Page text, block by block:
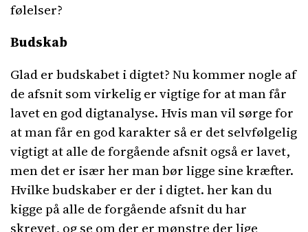
følelser?
Budskab
Glad er budskabet i digtet? Nu kommer nogle af
de afsnit som virkelig er vigtige for at man får
lavet en god digtanalyse. Hvis man vil sørge for
at man får en god karakter så er det selvfølgelig
vigtigt at alle de forgående afsnit også er lavet,
men det er især her man bør ligge sine kræfter.
Hvilke budskaber er der i digtet. her kan du
kigge på alle de forgående afsnit du har
skrevet, og se om der er mønstre der lige